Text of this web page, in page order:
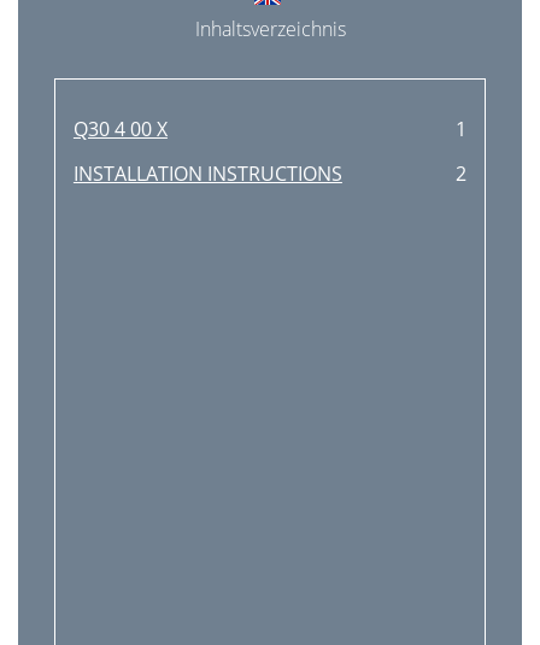
Inhaltsverzeichnis
Q30 4 00 X
1
INSTALLATION INSTRUCTIONS
2